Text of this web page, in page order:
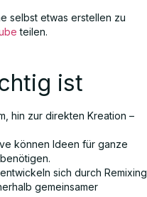
selbst etwas erstellen zu
teilen.
ist
hin zur direkten Kreation –
können Ideen für ganze
sich durch Remixing
gemeinsamer